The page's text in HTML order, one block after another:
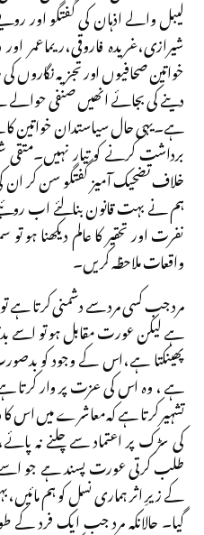
لیبل والے اذہان کی گفتگو اور
شیرازی،غریدہ فاروقی،ریماعمر
خواتین صحافیوں اور تجزیہ نگاروں
دینے کی بجائے انھیں صنفی حوالے سے
ہے۔یہی حال سیاستدان خواتین
برداشت کرنے کو تیار
خلاف تضحیک آمیز گفتگو سن کر ان
ہم نے بہت قانون بنالئے اب
نفرت اور تحقیر کا عالم دیکھنا
واقعات ملاحظہ کریں۔
مرد جب کسی مرد سے دشمنی کرتا
ہے لیکن عورت مقابل ہو تو اسے
پھینکتا ہے،اس کے وجود کو
ہے ، وہ اس کی عزت پر وار کرتا
تشہیر کرتا ہے کہ معاشرے میں اس
کی سڑک پر اعتماد سے چلنے نہ
طلب کرتی عورت پسند ہے جو اسے
کے زیرِ اثر ہماری نسل کو ہم
گیا۔ حالانکہ مرد جب ایک فرد کے